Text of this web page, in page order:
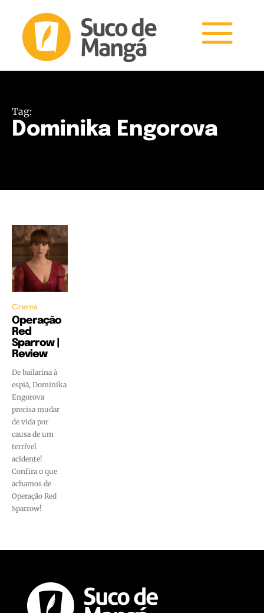
Tag:
Dominika Engorova
Cinema
Operação
Red
Sparrow |
Review
De bailarina à
espiã, Dominika
Engorova
precisa mudar
de vida por
causa de um
terrível
acidente!
Confira o que
achamos de
Operação Red
Sparrow!